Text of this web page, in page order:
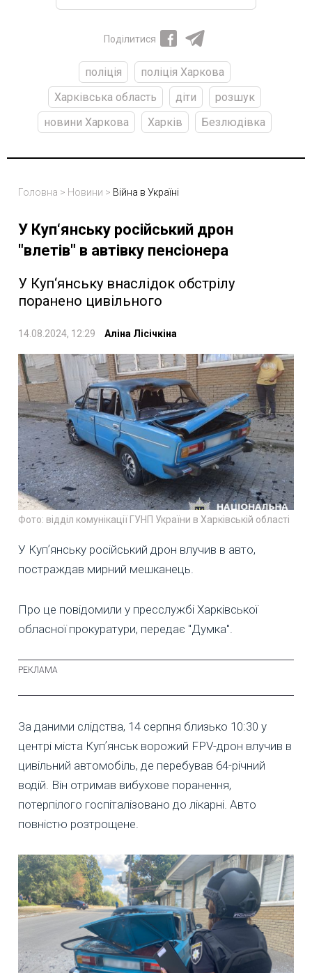
Поділитися
поліція
поліція Харкова
Харківська область
діти
розшук
новини Харкова
Харків Безлюдівка
Головна > Новини > Війна в Україні
У Куп‘янську російський дрон
"влетів" в автівку пенсіонера
У Куп‘янську внаслідок обстрілу
поранено цивільного
14.08.2024, 12:29 Аліна Лісічкіна
Фото: відділ комунікації ГУНП України в Харківській області
У Купʼянську російський дрон влучив в авто,
постраждав мирний мешканець.
Про це повідомили у пресслужбі Харківської
обласної прокуратури, передає "Думка".
За даними слідства, 14 серпня близько 10:30 у
центрі міста Купʼянськ ворожий FPV-дрон влучив в
цивільний автомобіль, де перебував 64-річний
водій. Він отримав вибухове поранення,
потерпілого госпіталізовано до лікарні. Авто
повністю розтрощене.